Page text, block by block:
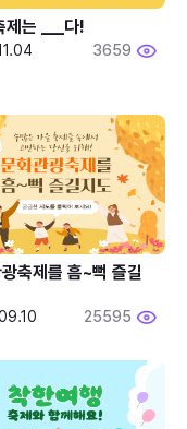
3659
축제를 흠~뻑 즐길
25595